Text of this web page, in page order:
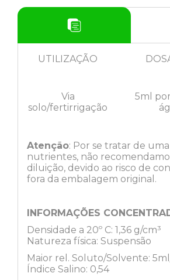
UTILIZAÇÃO
Via
solo/fertirrigação
5ml
Atenção: Por se tratar de
nutrientes, não
diluição, devido ao risco de
fora da embalagem original.
INFORMAÇÕES
Densidade a 20º C: 1,36 g/cm³
Natureza física: Suspensão
Maior rel. Soluto/Solvente:
Índice Salino: 0,54